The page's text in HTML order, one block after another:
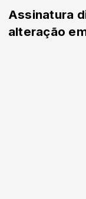
Assinatura
alteração